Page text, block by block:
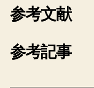
参考文献
参考記事